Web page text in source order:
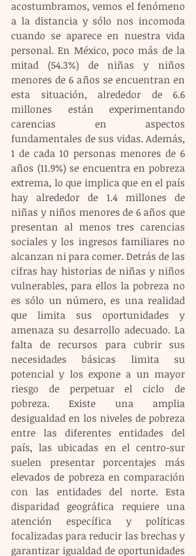
acostumbramos, vemos el fenómeno
a la distancia y sólo nos incomoda
cuando se aparece en nuestra vida
personal. En México, poco más de la
mitad (54.3%) de niñas y niños
menores de 6 años se encuentran en
esta situación, alrededor de 6.6
millones están experimentando
carencias en aspectos
fundamentales de sus vidas. Además,
1 de cada 10 personas menores de 6
años (11.9%) se encuentra en pobreza
extrema, lo que implica que en el país
hay alrededor de 1.4 millones de
niñas y niños menores de 6 años que
presentan al menos tres carencias
sociales y los ingresos familiares no
alcanzan ni para comer. Detrás de las
cifras hay historias de niñas y niños
vulnerables, para ellos la pobreza no
es sólo un número, es una realidad
que limita sus oportunidades y
amenaza su desarrollo adecuado. La
falta de recursos para cubrir sus
necesidades básicas limita su
potencial y los expone a un mayor
riesgo de perpetuar el ciclo de
pobreza. Existe una amplia
desigualdad en los niveles de pobreza
entre las diferentes entidades del
país, las ubicadas en el centro-sur
suelen presentar porcentajes más
elevados de pobreza en comparación
con las entidades del norte. Esta
disparidad geográfica requiere una
atención específica y políticas
focalizadas para reducir las brechas y
garantizar igualdad de oportunidades